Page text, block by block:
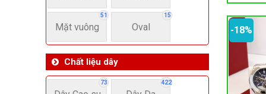
51
Mặt vuông
15
Oval
Chất liệu dây
73 422
-18%